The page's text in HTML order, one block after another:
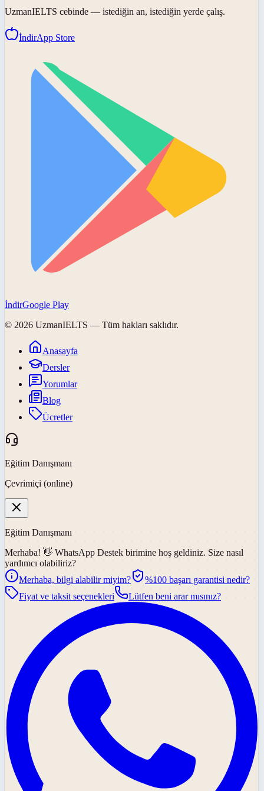
UzmanIELTS cebinde — istediğin an, istediğin yerde çalış.
İndirApp Store
İndirGoogle Play
© 2026 UzmanIELTS — Tüm hakları saklıdır.
Anasayfa
Dersler
Yorumlar
Blog
Ücretler
Eğitim Danışmanı
Çevrimiçi (online)
Eğitim Danışmanı
Merhaba! 👋 WhatsApp Destek birimine hoş geldiniz. Size nasıl
yardımcı olabiliriz?
Merhaba, bilgi alabilir miyim?
%100 başarı garantisi nedir?
Fiyat ve taksit seçenekleri
Lütfen beni arar mısınız?